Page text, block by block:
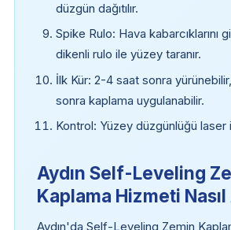
düzgün dağıtılır.
Spike Rulo: Hava kabarcıklarını
dikenli rulo ile yüzey taranır.
İlk Kür: 2-4 saat sonra
sonra kaplama uygulanabilir.
Kontrol: Yüzey düzgünlüğü laser
Aydın Self-Leveling
Kaplama Hizmeti Nasıl
Aydın'da Self-Leveling Zemin